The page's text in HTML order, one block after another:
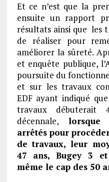
Et ce n’est que la
ensuite un rapport
résultats ainsi que les
de réaliser pour
améliorer la sûreté.
et enquête publique,
poursuite du
et sur les travaux
EDF ayant indiqué
travaux
décennale, lorsque
arrêtés pour
de travaux, leur
47 ans, Bugey 3
même le cap des 50